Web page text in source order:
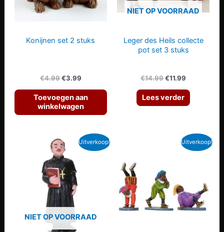
Konijnen set 2 stuks
€4.99Oorspronkelijke
was:
€4.99.
€3.99Huidige
is:
Toevoegen aan
winkelwagen
NIET OP VOORRAAD
Leger des Heils collecte
pot set 3 stuks
€14.99Oorspronkelijke
was:
€14.99.
€11.99
is:
€11.99.
Lees verder
Uitverkoop!
NIET OP VOORRAAD
Uitverkoop!